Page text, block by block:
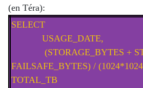
(en Téra):
SELECT
USAGE_DATE,
(STORAGE_BYTES +
FAILSAFE_BYTES) /
TOTAL_TB